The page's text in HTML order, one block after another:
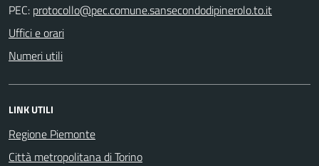
PEC:
Uffici e orari
Numeri utili
LINK UTILI
Regione Piemonte
Città metropolitana di Torino